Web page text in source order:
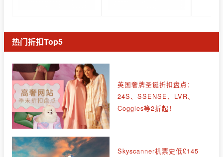
热门折扣Top5
英国奢牌圣诞折扣盘点：
24S、SSENSE、LVR、
Coggles等2折起！
Skyscanner机票史低£145